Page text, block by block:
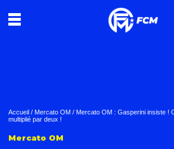
Accueil / Mercato OM / Mercato OM : Gasperini insiste !
multiplié par deux !
Mercato OM